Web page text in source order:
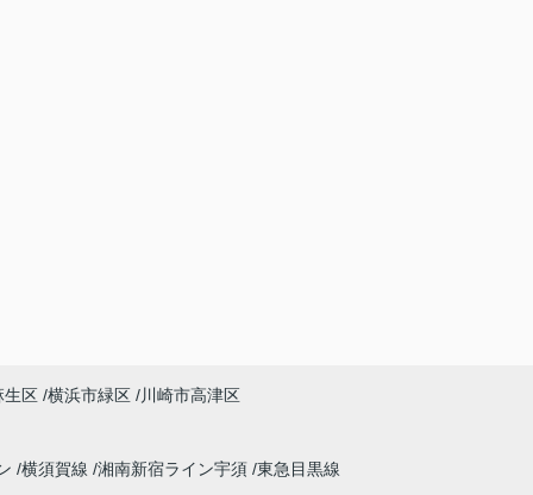
生区 横浜市緑区 川崎市高津区
横須賀線 湘南新宿ライン宇須 東急目黒線